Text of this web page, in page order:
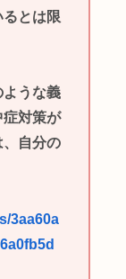
とは限
うな義
対策が
自分の
3aa60a